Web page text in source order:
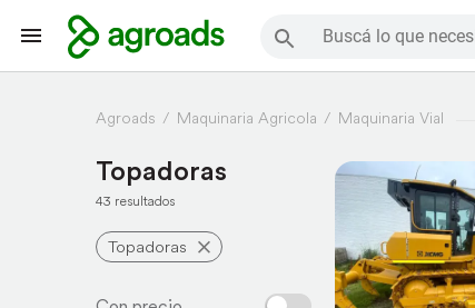
Agroads Maquinaria Agricola Maquinaria Vial
Topadoras
43 resultados
Topadoras